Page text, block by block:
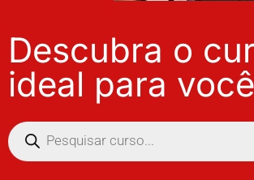
Descubra o
ideal para você